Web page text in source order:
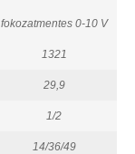
fokozatmentes 0-10 V
1321
29,9
1/2
14/36/49